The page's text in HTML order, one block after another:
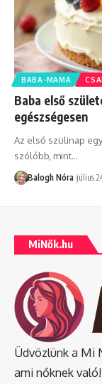
BABA-MAMA
Baba első
egészségesen
Az első szülinap
szólóbb, mint…
Balogh Nóra július
MiNők.hu
Üdvözlünk a Mi
ami nőknek